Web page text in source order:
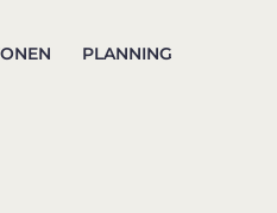
PLANNING